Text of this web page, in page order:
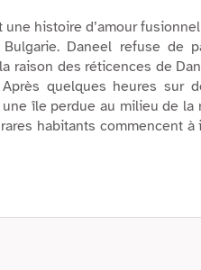
histoire d’amour
Daneel refuse de
raison des réticences de
quelques heures sur
île perdue au milieu de la
habitants commencent à